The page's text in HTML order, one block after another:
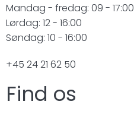
Mandag - fredag: 09 - 17:00
Lørdag: 12 - 16:00
Søndag: 10 - 16:00
+45 24 21 62 50
Find os